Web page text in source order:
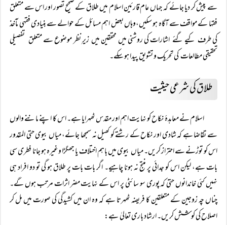
سے پیش کر دیا جائے کہ جہاں عام قارئین اسلام میں طلاق کے صحیح تصور اور اس سے متعلق
فقہا کے مواقف سے آگاہ ہو سکیں،وہاں بعض اہم مسائل کے حوالے سے بنیادی فقہی مآخذ
کی طرف کیے گئے اشارات کی روشنی میں محققین میں زیرِ نظر موضوع سے متعلق تفصیلی
تحقیقی مطالعات کی تحریک و تشویق پیدا ہو سکے۔
طلاق کی شرعی حیثیت
اسلام نے معاہدۂ نکاح کو نہایت اہم اور مقدس ٹھہرایا ہے۔ اس کا اپنے ماننے والوں
سے تقاضا ہے کہ شادی اور نکاح کے رشتے کو کھیل نہ سمجھا جائے، میاں بیوی حتی المقدور
اس کو توڑنے سے احتراز کریں۔ میاں بیوی میں باہم اختلاف یا جھگڑا وغیرہ ہو جانا فطری سی
بات ہے، لیکن اس کو جدائی پر منتج نہ ہونا چاہیے۔ اگر بات بات پر طلاق ہو گی تو دو افراد ہی
نہیں کئی خاندانوں حتیٰ کہ پوری سو سائٹی پر اس کے نہایت مضر اثرات مرتب ہوں گے۔
چناں چہ زوجین کے متعلقین کا فریضہ ٹھہرتا ہے کہ وہ ان میں کشیدگی کی صورت میں مل کر
اصلاح کی کوشش کریں۔ ارشاد باری تعالیٰ ہے: